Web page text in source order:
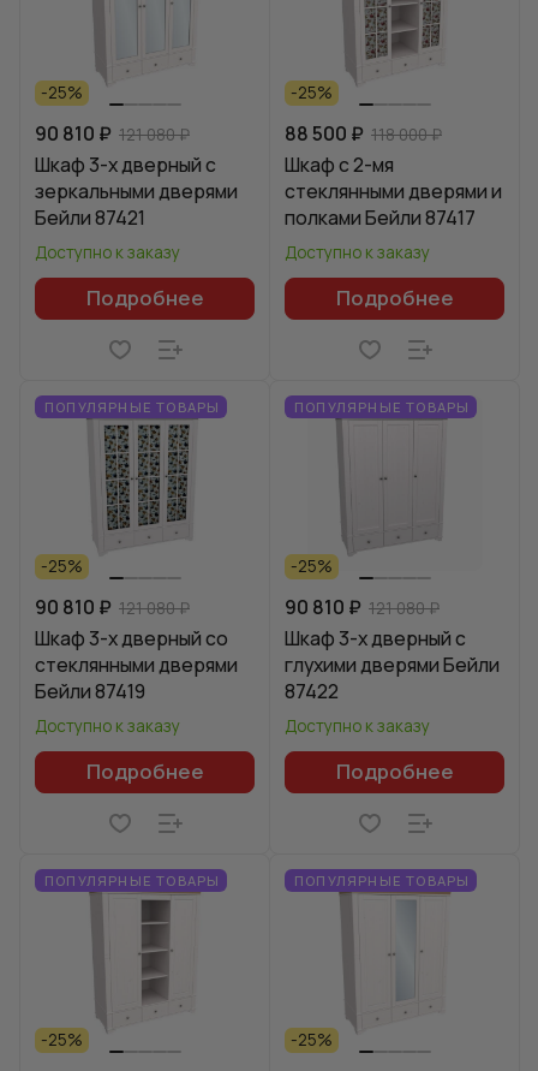
-25%
90 810 ₽ 121 080 ₽
Шкаф 3-х дверный с
зеркальными дверями
Бейли 87421
Доступно к заказу
Подробнее
-25%
88 500 ₽ 118 000 ₽
Шкаф с 2-мя
стеклянными дверями и
полками Бейли 87417
Доступно к заказу
Подробнее
ПОПУЛЯРНЫЕ ТОВАРЫ
-25%
90 810 ₽ 121 080 ₽
Шкаф 3-х дверный со
стеклянными дверями
Бейли 87419
Доступно к заказу
Подробнее
ПОПУЛЯРНЫЕ ТОВАРЫ
-25%
90 810 ₽ 121 080 ₽
Шкаф 3-х дверный с
глухими дверями Бейли
87422
Доступно к заказу
Подробнее
ПОПУЛЯРНЫЕ ТОВАРЫ
-25%
ПОПУЛЯРНЫЕ ТОВАРЫ
-25%